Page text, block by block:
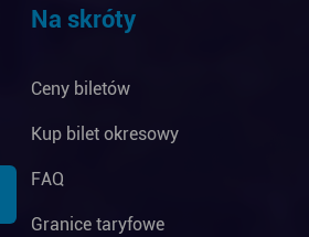
Na skróty
Ceny biletów
Kup bilet okresowy
FAQ
Granice taryfowe